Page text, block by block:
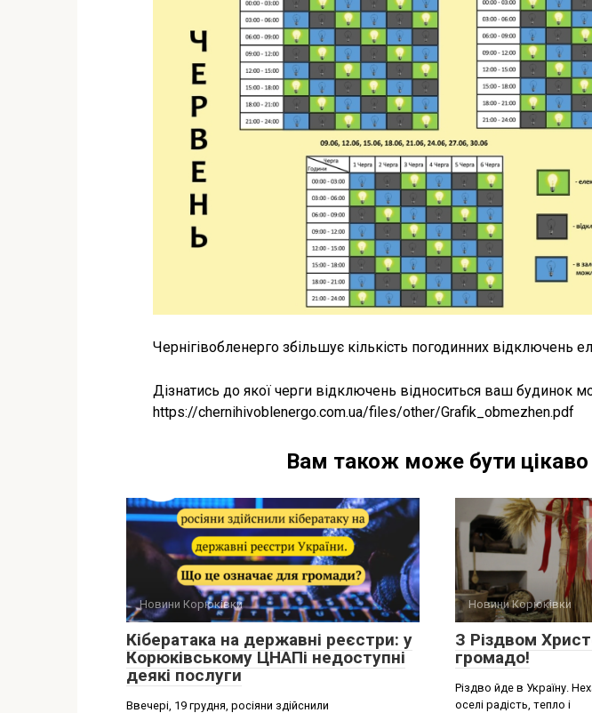
Чернігівобленерго збільшує кількість погодинних відключень
Дізнатись до якої черги відключень відноситься ваш будинок
https://chernihivoblenergo.com.ua/files/other/Grafik_obmezhen.pdf
Вам також може бути цікаво
Новини Корюківки
Кібератака на державні реєстри: у
Корюківському ЦНАПі недоступні
деякі послуги
Ввечері, 19 грудня, росіяни здійснили
Новини Корюківки
З Різдвом
громадо!
Різдво йде в Україну.
оселі радість, тепло і